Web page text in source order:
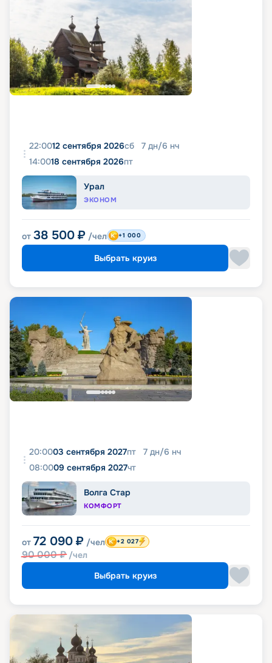
22:0012 сентября 2026сб 7 дн/6 нч
14:0018 сентября 2026пт
Урал
ЭКОНОМ
от 38 500 ₽ /чел +1 000
Выбрать круиз
20:0003 сентября 2027пт 7 дн/6 нч
08:0009 сентября 2027чт
Волга Стар
КОМФОРТ
от 72 090 ₽ /чел
90 000₽ /чел
+2 027
Выбрать круиз